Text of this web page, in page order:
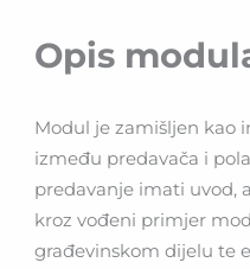
Opis
Modul je zamišljen kao
između predavača i
predavanje imati uvod,
kroz vođeni primjer
građevinskom dijelu te